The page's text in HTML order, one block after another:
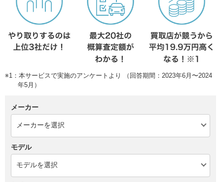
※1：本サービスで実施のアンケートより （回答期間：2023年6月〜2024
年5月）
メーカー
モデル